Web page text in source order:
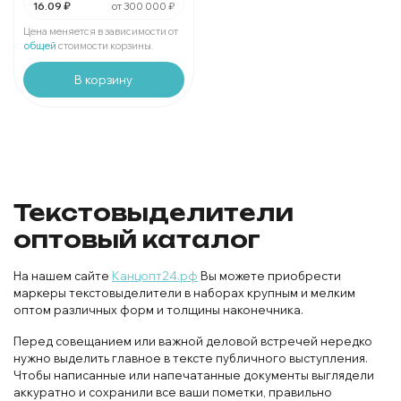
За 1 маркер:
16.09 ₽
В упаковке 1 шт:
16.09 ₽
от 300 000 ₽
Цена меняется в зависимости от
общей стоимости корзины.
В корзину
Текстовыделители
оптовый каталог
На нашем сайте Канцопт24.рф Вы можете приобрести
маркеры текстовыделители в наборах крупным и мелким
оптом различных форм и толщины наконечника.
Перед совещанием или важной деловой встречей нередко
нужно выделить главное в тексте публичного выступления.
Чтобы написанные или напечатанные документы выглядели
аккуратно и сохранили все ваши пометки, правильно